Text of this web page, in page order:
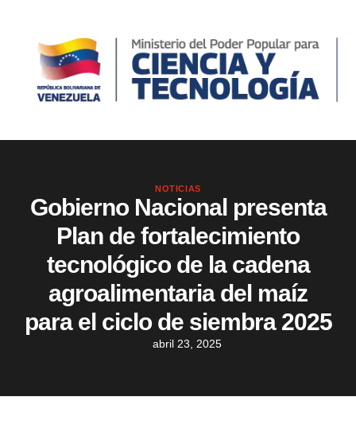
NOTICIAS
Gobierno Nacional presenta
Plan de fortalecimiento
tecnológico de la cadena
agroalimentaria del maíz
para el ciclo de siembra 2025
abril 23, 2025